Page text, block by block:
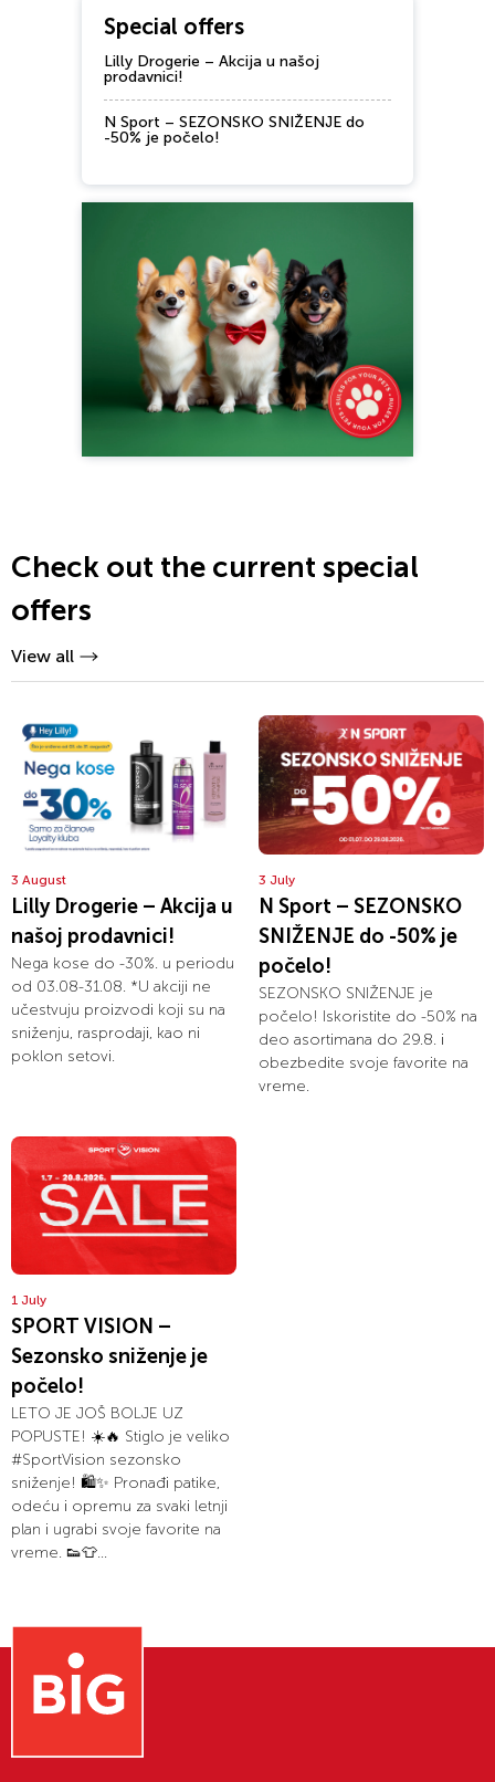
Special offers
Lilly Drogerie – Akcija u našoj
prodavnici!
N Sport – SEZONSKO SNIŽENJE do
-50% je počelo!
Check out the current special
offers
View all
3 August
Lilly Drogerie – Akcija u
našoj prodavnici!
Nega kose do -30%. u periodu
od 03.08-31.08. *U akciji ne
učestvuju proizvodi koji su na
sniženju, rasprodaji, kao ni
poklon setovi.
3 July
N Sport – SEZONSKO
SNIŽENJE do -50% je
počelo!
SEZONSKO SNIŽENJE je
počelo! Iskoristite do -50% na
deo asortimana do 29.8. i
obezbedite svoje favorite na
vreme.
1 July
SPORT VISION –
Sezonsko sniženje je
počelo!
LETO JE JOŠ BOLJE UZ
POPUSTE! ☀️🔥 Stiglo je veliko
#SportVision sezonsko
sniženje! 🛍️✨ Pronađi patike,
odeću i opremu za svaki letnji
plan i ugrabi svoje favorite na
vreme. 👟👕...